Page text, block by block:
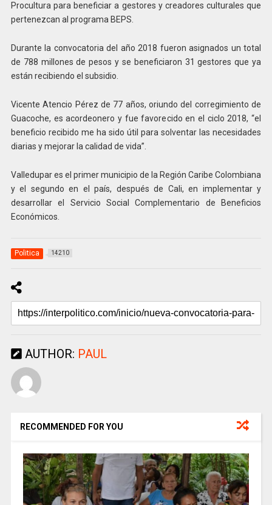
Procultura para beneficiar a gestores y creadores culturales que
pertenezcan al programa BEPS.
Durante la convocatoria del año 2018 fueron asignados un total
de 788 millones de pesos y se beneficiaron 31 gestores que ya
están recibiendo el subsidio.
Vicente Atencio Pérez de 77 años, oriundo del corregimiento de
Guacoche, es acordeonero y fue favorecido en el ciclo 2018, “el
beneficio recibido me ha sido útil para solventar las necesidades
diarias y mejorar la calidad de vida”.
Valledupar es el primer municipio de la Región Caribe Colombiana
y el segundo en el país, después de Cali, en implementar y
desarrollar el Servicio Social Complementario de Beneficios
Económicos.
Politica 14210
AUTHOR: PAUL
RECOMMENDED FOR YOU